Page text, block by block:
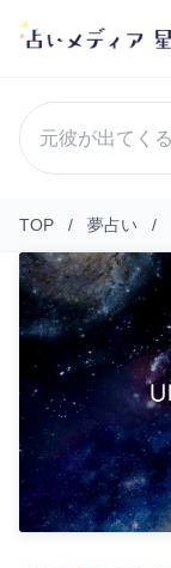
TOP / 夢占い /